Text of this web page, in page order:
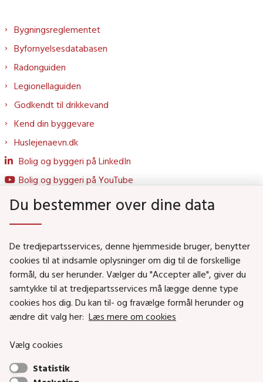
Bygningsreglementet
Byfornyelsesdatabasen
Radonguiden
Legionellaguiden
Godkendt til drikkevand
Kend din byggevare
Huslejenaevn.dk
Bolig og byggeri på LinkedIn
Bolig og byggeri på YouTube
Social- og Boligministeriet
Job i Social- og Boligstyrelsen
Puljer og tilskud
Nyhedsbreve
Social- og Boligstyrelsens nyheder som RSS feed
Du bestemmer over dine data
De tredjepartsservices, denne hjemmeside bruger, benytter
cookies til at indsamle oplysninger om dig til de forskellige
formål, du ser herunder. Vælger du "Accepter alle", giver du
samtykke til at tredjepartsservices må lægge denne type
cookies hos dig. Du kan til- og fravælge formål herunder og
ændre dit valg her: Læs mere om cookies
Vælg cookies
Statistik